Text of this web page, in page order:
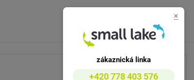
×
zákaznická linka
+420 778 403 576